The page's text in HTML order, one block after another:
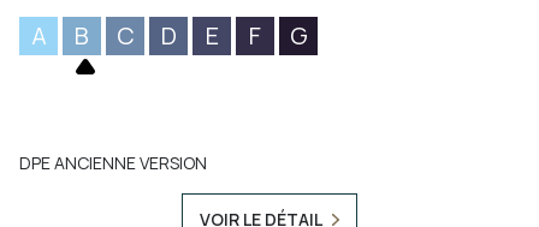
A B C D E F G
DPE ANCIENNE VERSION
VOIR LE DÉTAIL